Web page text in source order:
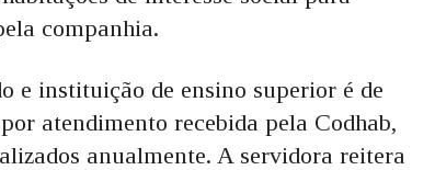
companhia.
e instituição de ensino superior é de
atendimento recebida pela Codhab,
anualmente. A servidora reitera